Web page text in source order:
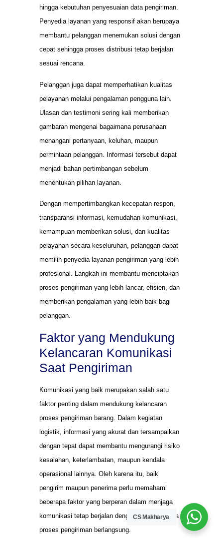
hingga kebutuhan penyesuaian data pengiriman.
Penyedia layanan yang responsif akan berupaya
membantu pelanggan menemukan solusi dengan
cepat sehingga proses distribusi tetap berjalan
sesuai rencana.
Pelanggan juga dapat memperhatikan kualitas
pelayanan melalui pengalaman pengguna lain.
Ulasan dan testimoni sering kali memberikan
gambaran mengenai bagaimana perusahaan
menangani pertanyaan, keluhan, maupun
permintaan pelanggan. Informasi tersebut dapat
menjadi bahan pertimbangan sebelum
menentukan pilihan layanan.
Dengan mempertimbangkan kecepatan respon,
transparansi informasi, kemudahan komunikasi,
kemampuan memberikan solusi, dan kualitas
pelayanan secara keseluruhan, pelanggan dapat
memilih penyedia layanan pengiriman yang lebih
profesional. Langkah ini membantu menciptakan
proses pengiriman yang lebih lancar, efisien, dan
memberikan pengalaman yang lebih baik bagi
pelanggan.
Faktor yang Mendukung
Kelancaran Komunikasi
Saat Pengiriman
Komunikasi yang baik merupakan salah satu
faktor penting dalam mendukung kelancaran
proses pengiriman barang. Dalam kegiatan
logistik, informasi yang akurat dan tersampaikan
dengan tepat dapat membantu mengurangi risiko
kesalahan, keterlambatan, maupun kendala
operasional lainnya. Oleh karena itu, baik
pengirim maupun penerima perlu memahami
beberapa faktor yang berperan dalam menjaga
komunikasi tetap berjalan dengan efektif selama
proses pengiriman berlangsung.
CS Makharya